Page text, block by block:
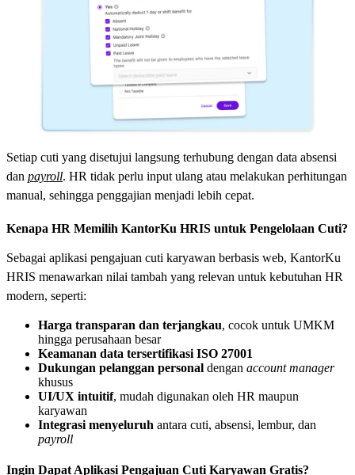
Setiap cuti yang disetujui langsung terhubung dengan data absensi
dan payroll. HR tidak perlu input ulang atau melakukan perhitungan
manual, sehingga penggajian menjadi lebih cepat.
Kenapa HR Memilih KantorKu HRIS untuk Pengelolaan Cuti?
Sebagai aplikasi pengajuan cuti karyawan berbasis web, KantorKu
HRIS menawarkan nilai tambah yang relevan untuk kebutuhan HR
modern, seperti:
Harga transparan dan terjangkau, cocok untuk UMKM
hingga perusahaan besar
Keamanan data tersertifikasi ISO 27001
Dukungan pelanggan personal dengan account manager
khusus
UI/UX intuitif, mudah digunakan oleh HR maupun
karyawan
Integrasi menyeluruh antara cuti, absensi, lembur, dan
payroll
Ingin Dapat Aplikasi Pengajuan Cuti Karyawan Gratis?